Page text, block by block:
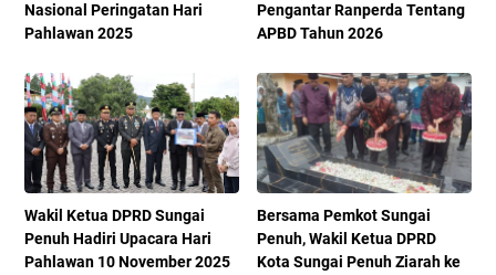
Nasional Peringatan Hari
Pahlawan 2025
Pengantar Ranperda Tentang
APBD Tahun 2026
Wakil Ketua DPRD Sungai
Penuh Hadiri Upacara Hari
Pahlawan 10 November 2025
Bersama Pemkot Sungai
Penuh, Wakil Ketua DPRD
Kota Sungai Penuh Ziarah ke